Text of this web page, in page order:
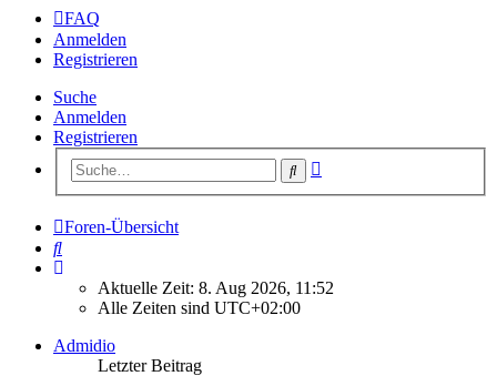
FAQ
Anmelden
Registrieren
Suche
Anmelden
Registrieren
Suche
Foren-Übersicht
Suche
Aktuelle Zeit: 8. Aug 2026, 11:52
Alle Zeiten sind UTC+02:00
Admidio
Letzter Beitrag